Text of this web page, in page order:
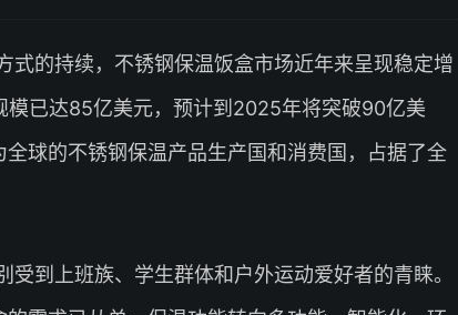
式的持续，不锈钢保温饭盒市场近年来呈现稳定增
已达85亿美元，预计到2025年将突破90亿美
球的不锈钢保温产品生产国和消费国，占据了全
到上班族、学生群体和户外运动爱好者的青睐。